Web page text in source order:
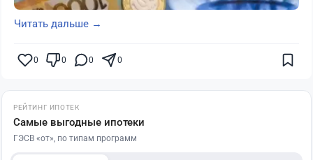
Читать дальше →
0 0 0 0
РЕЙТИНГ ИПОТЕК
Самые выгодные ипотеки
ГЭСВ «от», по типам программ